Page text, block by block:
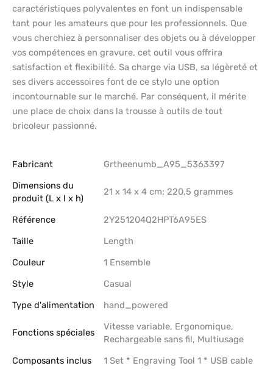
caractéristiques polyvalentes en font un indispensable
tant pour les amateurs que pour les professionnels. Que
vous cherchiez à personnaliser des objets ou à développer
vos compétences en gravure, cet outil vous offrira
satisfaction et flexibilité. Sa charge via USB, sa légèreté et
ses divers accessoires font de ce stylo une option
incontournable sur le marché. Par conséquent, il mérite
une place de choix dans la trousse à outils de tout
bricoleur passionné.
Fabricant
‎Grtheenumb_A95_5363397
Dimensions du
produit (L x l x h)
‎21 x 14 x 4 cm; 220,5 grammes
Référence
‎2Y251204Q2HPT6A95ES
Taille
‎Length
Couleur
‎1 Ensemble
Style
‎Casual
Type d'alimentation
‎hand_powered
Fonctions spéciales
‎Vitesse variable, Ergonomique,
Rechargeable sans fil, Multiusage
Composants inclus
‎1 Set * Engraving Tool 1 * USB cable